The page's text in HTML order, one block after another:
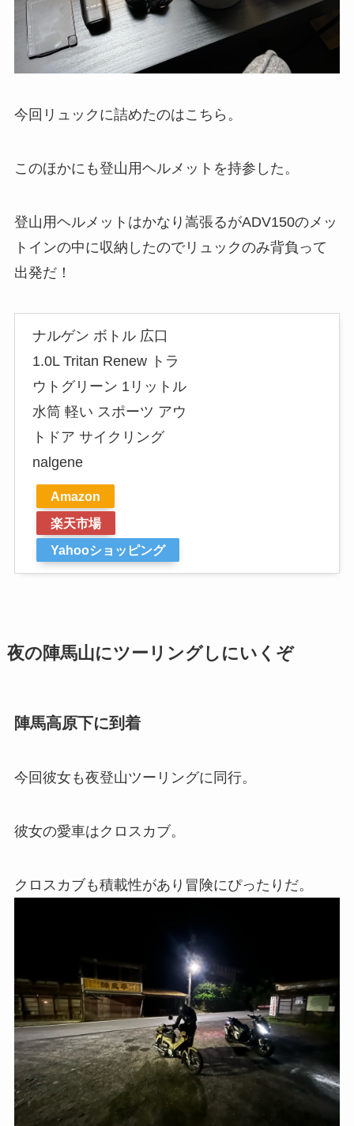
今回リュックに詰めたのはこちら。
このほかにも登山用ヘルメットを持参した。
登山用ヘルメットはかなり嵩張るがADV150のメッ
トインの中に収納したのでリュックのみ背負って
出発だ！
ナルゲン ボトル 広口
1.0L Tritan Renew トラ
ウトグリーン 1リットル
水筒 軽い スポーツ アウ
トドア サイクリング
nalgene
Amazon
楽天市場
Yahooショッピング
夜の陣馬山にツーリングしにいくぞ
陣馬高原下に到着
今回彼女も夜登山ツーリングに同行。
彼女の愛車はクロスカブ。
クロスカブも積載性があり冒険にぴったりだ。